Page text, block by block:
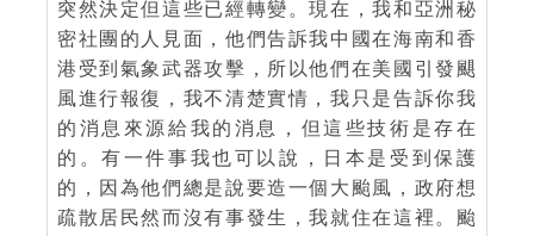
突然決定但這些已經轉變。現在，我和亞洲秘
密社團的人見面，他們告訴我中國在海南和香
港受到氣象武器攻擊，所以他們在美國引發颶
風進行報復，我不清楚實情，我只是告訴你我
的消息來源給我的消息，但這些技術是存在
的。有一件事我也可以說，日本是受到保護
的，因為他們總是說要造一個大颱風，政府想
疏散居民然而沒有事發生，我就住在這裡。颱